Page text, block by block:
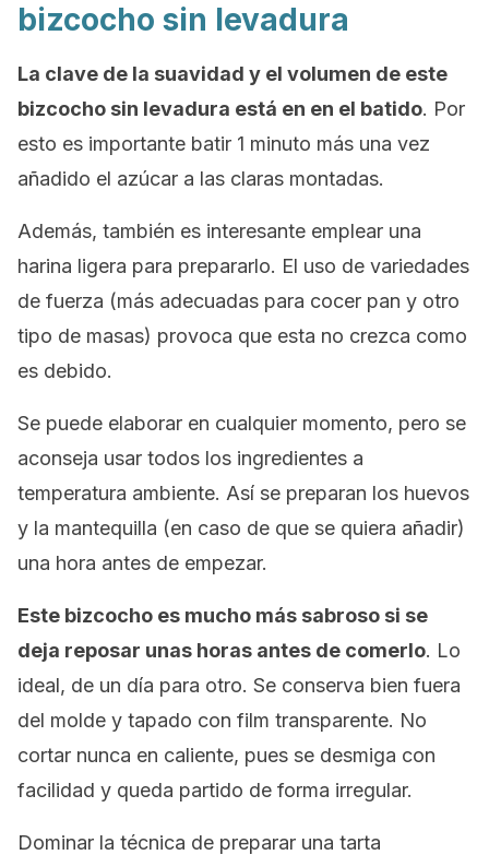
bizcocho sin levadura
La clave de la suavidad y el volumen de este
bizcocho sin levadura está en en el batido. Por
esto es importante batir 1 minuto más una vez
añadido el azúcar a las claras montadas.
Además, también es interesante emplear una
harina ligera para prepararlo. El uso de variedades
de fuerza (más adecuadas para cocer pan y otro
tipo de masas) provoca que esta no crezca como
es debido.
Se puede elaborar en cualquier momento, pero se
aconseja usar todos los ingredientes a
temperatura ambiente. Así se preparan los huevos
y la mantequilla (en caso de que se quiera añadir)
una hora antes de empezar.
Este bizcocho es mucho más sabroso si se
deja reposar unas horas antes de comerlo. Lo
ideal, de un día para otro. Se conserva bien fuera
del molde y tapado con film transparente. No
cortar nunca en caliente, pues se desmiga con
facilidad y queda partido de forma irregular.
Dominar la técnica de preparar una tarta